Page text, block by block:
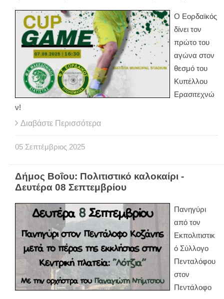
Ο Εορδαϊκός
δίνει τον
πρώτο του
αγώνα στον
θεσμό του
Κυπέλλου
Ερασιτεχνώ
ν!
Διαβάστε Περισσότερα
05 Σεπτέμβριος 2025
Δήμος Βοΐου: Πολιτιστικό καλοκαίρι -
Δευτέρα 08 Σεπτεμβρίου
Πανηγύρι
από τον
Εκπολιτιστικ
ό Σύλλογο
Πενταλόφου
στον
Πεντάλοφο